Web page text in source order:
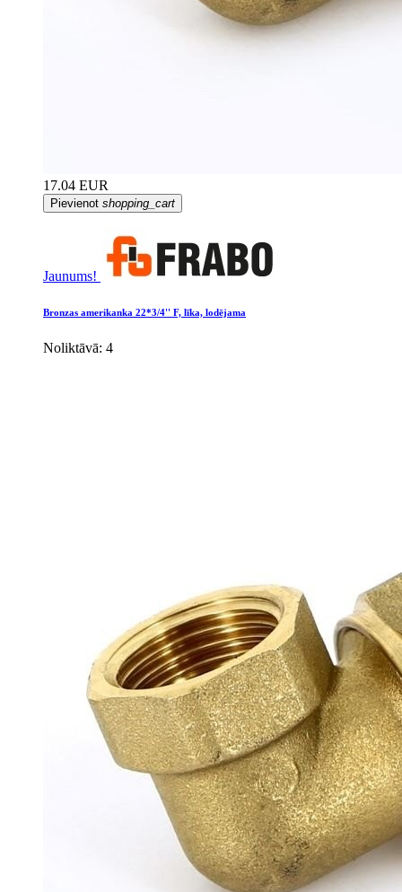
17.04 EUR
Pievienot shopping_cart
Jaunums!
Bronzas amerikanka 22*3/4'' F, līka, lodējama
Noliktāvā: 4